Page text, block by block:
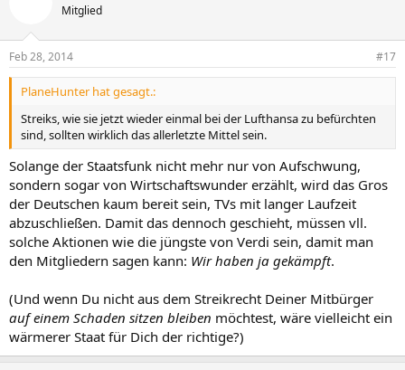
Mitglied
Feb 28, 2014 #17
PlaneHunter hat gesagt.:
Streiks, wie sie jetzt wieder einmal bei der Lufthansa zu befürchten
sind, sollten wirklich das allerletzte Mittel sein.
Solange der Staatsfunk nicht mehr nur von Aufschwung,
sondern sogar von Wirtschaftswunder erzählt, wird das Gros
der Deutschen kaum bereit sein, TVs mit langer Laufzeit
abzuschließen. Damit das dennoch geschieht, müssen vll.
solche Aktionen wie die jüngste von Verdi sein, damit man
den Mitgliedern sagen kann: Wir haben ja gekämpft.
(Und wenn Du nicht aus dem Streikrecht Deiner Mitbürger
auf einem Schaden sitzen bleiben möchtest, wäre vielleicht ein
wärmerer Staat für Dich der richtige?)